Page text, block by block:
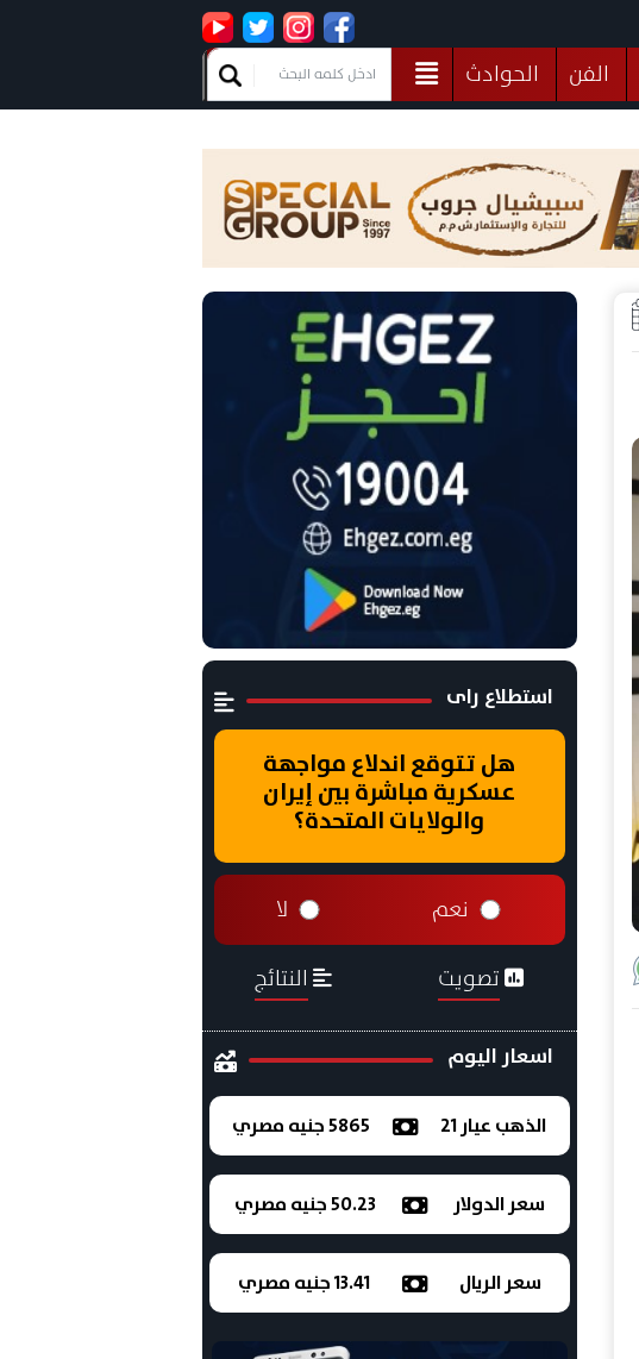
الفن
الحوادث
منوعات
استطلاع راى
هل تتوقع اندلاع مواجهة
عسكرية مباشرة بين إيران
والولايات المتحدة؟
نعم لا
تصويت النتائج
اسعار اليوم
الذهب عيار 21 5865 جنيه مصري
سعر الدولار 50.23 جنيه مصري
سعر الريال 13.41 جنيه مصري